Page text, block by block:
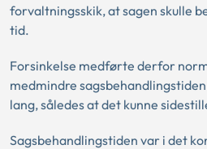
forvaltningsskik, at sagen skulle
tid.
Forsinkelse medførte derfor
medmindre
lang, således at det kunne
Sagsbehandlingstiden var i det